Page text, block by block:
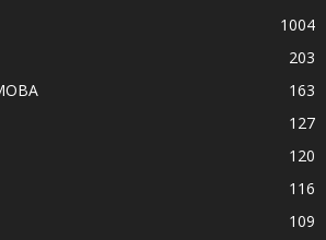
1004
203
163
127
120
116
109